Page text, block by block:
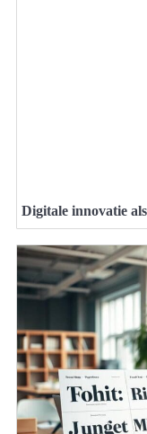
Digitale innovatie